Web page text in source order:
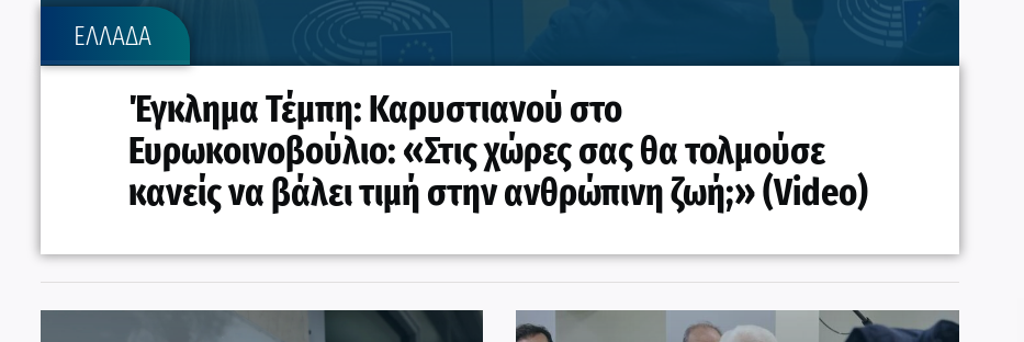
ΕΛΛΑΔΑ
Έγκλημα Τέμπη: Καρυστιανού στο
Ευρωκοινοβούλιο: «Στις χώρες σας θα τολμούσε
κανείς να βάλει τιμή στην ανθρώπινη ζωή;» (Video)